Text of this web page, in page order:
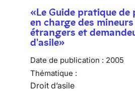
«Le Guide pratique de
en charge des
étrangers et
d'asile»
Date de publication : 2005
Thématique :
Droit d’asile